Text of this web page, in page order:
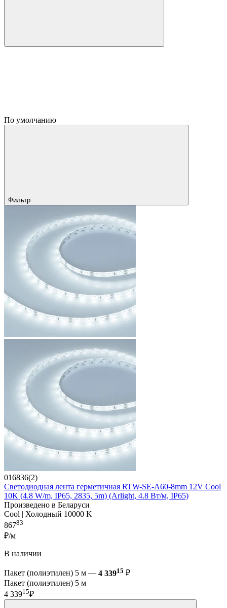
По умолчанию
Фильтр
016836(2)
Светодиодная лента герметичная RTW-SE-A60-8mm 12V Cool
10K (4.8 W/m, IP65, 2835, 5m) (Arlight, 4.8 Вт/м, IP65)
Произведено в Беларуси
Cool | Холодный 10000 K
86783
₽/м
В наличии
Пакет (полиэтилен) 5 м — 4 33915 ₽
Пакет (полиэтилен) 5 м
4 33915₽